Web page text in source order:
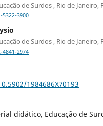
de Surdos , Rio de Janeiro,
3900
de Surdos , Rio de Janeiro,
2974
1984686X70193
didático, Educação de